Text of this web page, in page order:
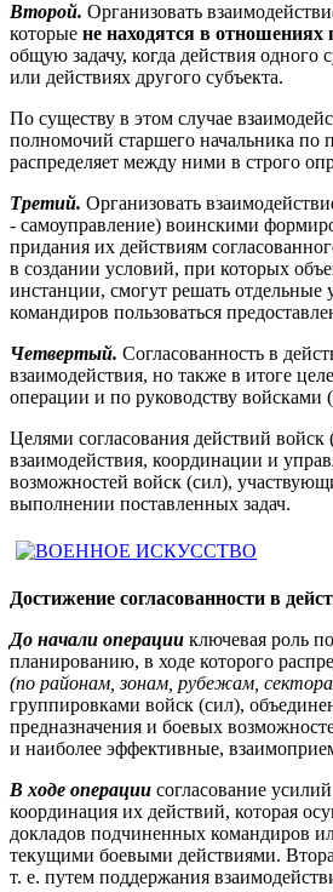
Второй. Организовать
которые не находятся в отношениях
общую задачу, когда действия одного
или действиях другого субъекта.
По существу в этом случае
полномочий старшего начальника
распределяет между ними в строго
Третий. Организовать
- самоуправление) воинскими
придания их действиям
в создании условий, при которых
инстанции, смогут решать отдельные
командиров пользоваться
Четвертый. Согласованность в
взаимодействия, но также в итоге
операции и по руководству войсками
Целями согласования действий
взаимодействия, координации и
возможностей войск (сил),
выполнении поставленных задач.
Достижение согласованности в
До начали операции ключевая роль
планированию, в ходе которого
(по районам, зонам, рубежам,
группировками войск (сил),
предназначения и боевых
и наиболее эффективные,
В ходе операции согласование
координация их действий, которая
докладов подчиненных командиров
текущими боевыми действиями.
т. е. путем поддержания